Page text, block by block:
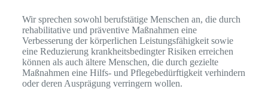
Wir sprechen sowohl berufstätige Menschen an, die durch
rehabilitative und präventive Maßnahmen eine
Verbesserung der körperlichen Leistungsfähigkeit sowie
eine Reduzierung krankheitsbedingter Risiken erreichen
können als auch ältere Menschen, die durch gezielte
Maßnahmen eine Hilfs- und Pflegebedürftigkeit verhindern
oder deren Ausprägung verringern wollen.